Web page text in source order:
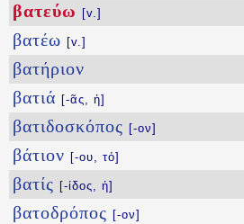
βατεύω [v.]
βατέω [v.]
βατήριον
βατιά [-ᾶς, ἡ]
βατιδοσκόπος [-ον]
βάτιον [-ου, τό]
βατίς [-ίδος, ἡ]
βατοδρόπος [-ον]